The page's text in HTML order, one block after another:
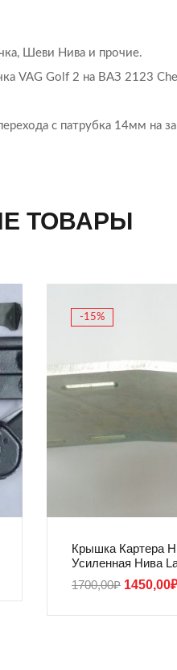
Шеви Нива и прочие.
VAG Golf 2 на ВАЗ 2123
с патрубка 14мм на
ТОВАРЫ
-15%
Крышка Картера
Усиленная Нива
1700,00₽ 1450,00₽